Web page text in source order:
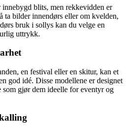
innebygd blits, men rekkevidden er
ta bilder innendørs eller om kvelden,
bruk i sollys kan du velge en
uttrykk.
en festival eller en skitur, kan et
god idé. Disse modellene er designet
gjør dem ideelle for eventyr og